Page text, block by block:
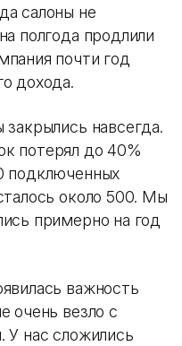
салоны не
полгода продлили
почти год
дохода.
навсегда.
потерял до 40%
подключенных
около 500. Мы
примерно на год
важность
очень везло с
У нас сложились